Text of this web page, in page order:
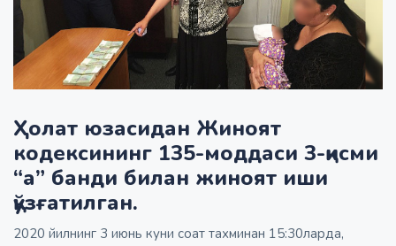
Ҳолат юзасидан Жиноят
кодексининг 135-моддаси 3-қисми
“а” банди билан жиноят иши
қўзғатилган.
2020 йилнинг 3 июнь куни соат тахминан 15:30ларда,